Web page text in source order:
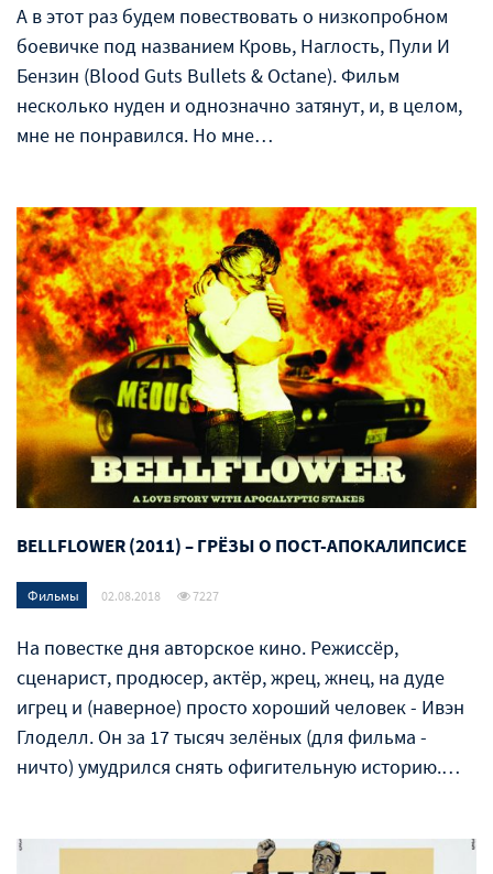
А в этот раз будем повествовать о низкопробном
боевичке под названием Кровь, Наглость, Пули И
Бензин (Blood Guts Bullets & Octane). Фильм
несколько нуден и однозначно затянут, и, в целом,
мне не понравился. Но мне…
BELLFLOWER (2011) – ГРЁЗЫ О ПОСТ-АПОКАЛИПСИСЕ
Фильмы 02.08.2018 7227
На повестке дня авторское кино. Режиссёр,
сценарист, продюсер, актёр, жрец, жнец, на дуде
игрец и (наверное) просто хороший человек - Ивэн
Глоделл. Он за 17 тысяч зелёных (для фильма -
ничто) умудрился снять офигительную историю.…